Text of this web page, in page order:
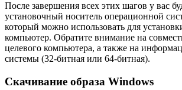
После завершения всех этих шагов у вас
установочный носитель операционной
который можно использовать для
компьютер. Обратите внимание на
целевого компьютера, а также на
системы (32-битная или 64-битная).
Скачивание образа Windows